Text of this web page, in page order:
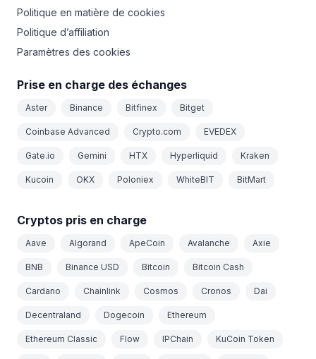
Politique en matière de cookies
Politique d’affiliation
Paramètres des cookies
Prise en charge des échanges
Aster Binance Bitfinex Bitget
Coinbase Advanced Crypto.com EVEDEX
Gate.io Gemini HTX Hyperliquid Kraken
Kucoin OKX Poloniex WhiteBIT BitMart
Cryptos pris en charge
Aave Algorand ApeCoin Avalanche Axie
BNB Binance USD Bitcoin Bitcoin Cash
Cardano Chainlink Cosmos Cronos Dai
Decentraland Dogecoin Ethereum
Ethereum Classic Flow IPChain KuCoin Token